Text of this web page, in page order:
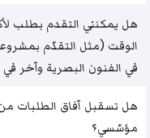
هل يمكنني التقدم بطلب
الوقت (مثل التقدّم
في الفنون البصرية وآخر في
هل تسقبل آفاق الطلبات من
مؤسّسي؟